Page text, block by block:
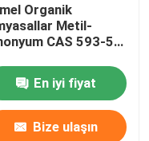
Organik
Metil-
CAS 593-51-
En iyi fiyat
Bize ulaşın